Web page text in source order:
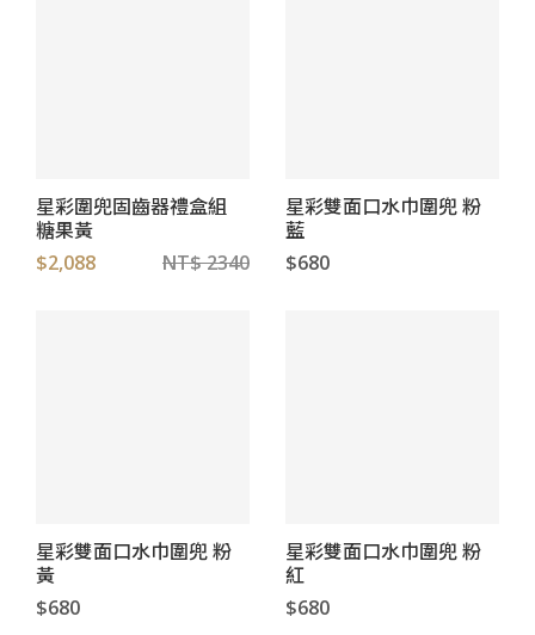
星彩圍兜固齒器禮盒組
糖果黃
$2,088 NT$ 2340
星彩雙面口水巾圍兜 粉
藍
$680
星彩雙面口水巾圍兜 粉
黃
$680
星彩雙面口水巾圍兜 粉
紅
$680